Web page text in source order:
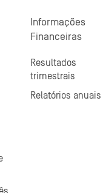
Informações
Financeiras
Resultados
trimestrais
Relatórios anuais